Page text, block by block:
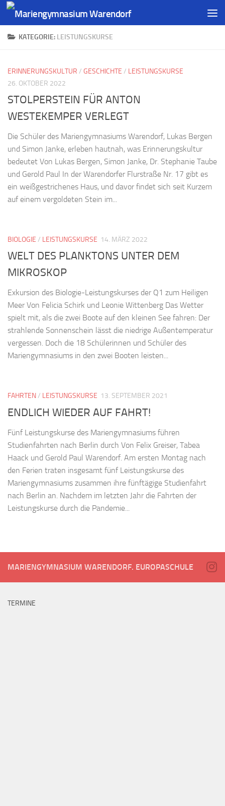
KATEGORIE: LEISTUNGSKURSE
ERINNERUNGSKULTUR / GESCHICHTE / LEISTUNGSKURSE
26. OKTOBER 2022
STOLPERSTEIN FÜR ANTON
WESTEKEMPER VERLEGT
Die Schüler des Mariengymnasiums Warendorf, Lukas Bergen
und Simon Janke, erleben hautnah, was Erinnerungskultur
bedeutet Von Lukas Bergen, Simon Janke, Dr. Stephanie Taube
und Gerold Paul In der Warendorfer Flurstraße Nr. 17 gibt es
ein weißgestrichenes Haus, und davor findet sich seit Kurzem
auf einem vergoldeten Stein im...
BIOLOGIE / LEISTUNGSKURSE 14. MÄRZ 2022
WELT DES PLANKTONS UNTER DEM
MIKROSKOP
Exkursion des Biologie-Leistungskurses der Q1 zum Heiligen
Meer Von Felicia Schirk und Leonie Wittenberg Das Wetter
spielt mit, als die zwei Boote auf den kleinen See fahren: Der
strahlende Sonnenschein lässt die niedrige Außentemperatur
vergessen. Doch die 18 Schülerinnen und Schüler des
Mariengymnasiums in den zwei Booten leisten...
FAHRTEN/ LEISTUNGSKURSE 13. SEPTEMBER 2021
ENDLICH WIEDER AUF FAHRT!
Fünf Leistungskurse des Mariengymnasiums führen
Studienfahrten nach Berlin durch Von Felix Greiser, Tabea
Haack und Gerold Paul Warendorf. Am ersten Montag nach
den Ferien traten insgesamt fünf Leistungskurse des
Mariengymnasiums zusammen ihre fünftägige Studienfahrt
nach Berlin an. Nachdem im letzten Jahr die Fahrten der
Leistungskurse durch die Pandemie...
MARIENGYMNASIUM WARENDORF. EUROPASCHULE
TERMINE